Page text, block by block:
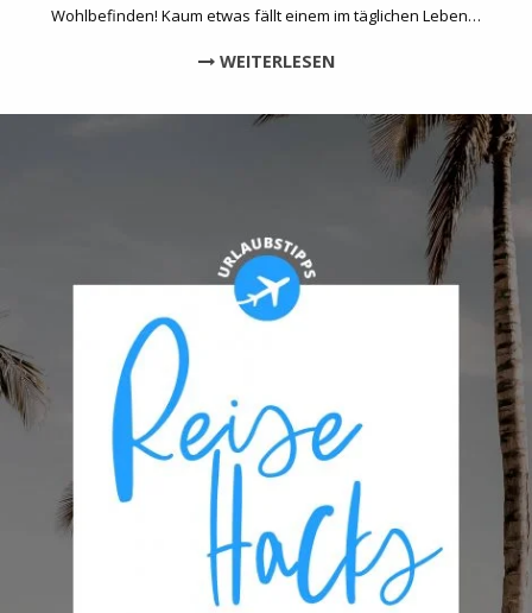
Wohlbefinden! Kaum etwas fällt einem im täglichen Leben…
WEITERLESEN